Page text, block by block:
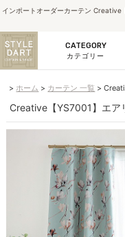
インポートオーダーカーテン Creative
CATEGORY
カテゴリー
ホーム カーテン 一覧
Creative【YS7001】エア